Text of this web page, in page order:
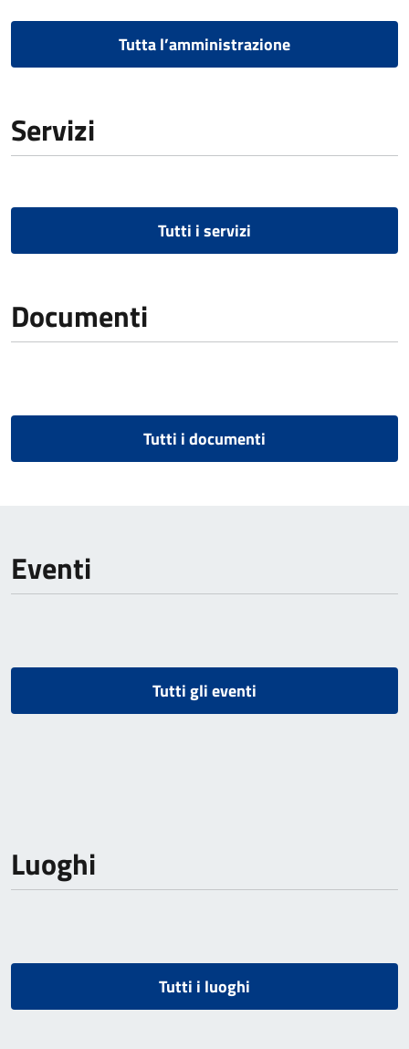
Tutta l’amministrazione
Servizi
Tutti i servizi
Documenti
Tutti i documenti
Eventi
Tutti gli eventi
Luoghi
Tutti i luoghi